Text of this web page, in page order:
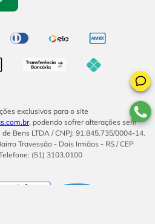
exclusivos para o site
, podendo sofrer alterações sem
Bens LTDA / CNPJ: 91.845.735/0004-14.
Travessão - Dois Irmãos - RS / CEP
(51) 3103.0100